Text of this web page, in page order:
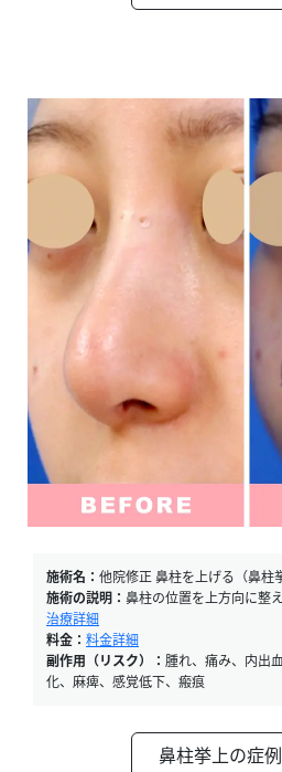
施術名： 他院修正 鼻柱を上げる（鼻柱
施術の説明： 鼻柱の位置を上方向に整
治療詳細
料金： 料金詳細
副作用（リスク）： 腫れ、痛み、内出
化、麻痺、感覚低下、瘢痕
鼻柱挙上の症